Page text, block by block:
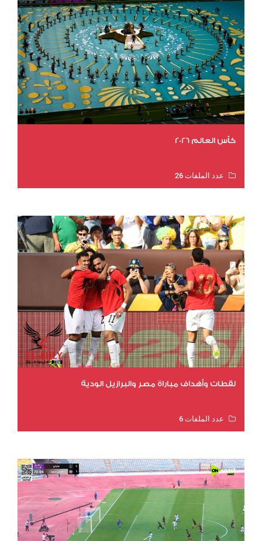
كأس العالم 2026
عدد الملفات 26
لقطات وأهداف مباراة مصر والبرازيل الودية
عدد الملفات 6